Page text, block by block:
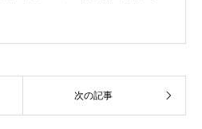
ルーテル神学校卒業。日本福音ルーテ
として、京都賀茂川、東京、札幌、
会を牧会。その後、ルーテル学院大学
次の記事